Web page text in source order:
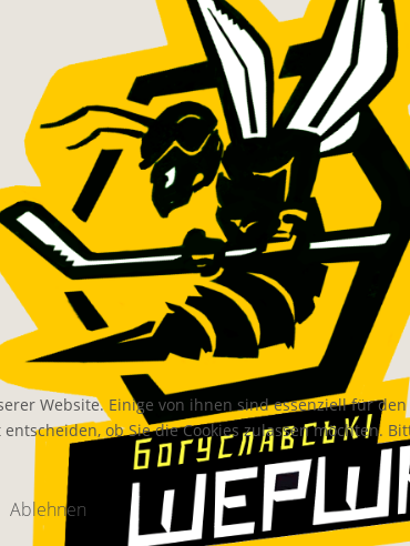
Website. Einige von ihnen sind essenziell für
entscheiden, ob Sie die Cookies zulassen
Ablehnen